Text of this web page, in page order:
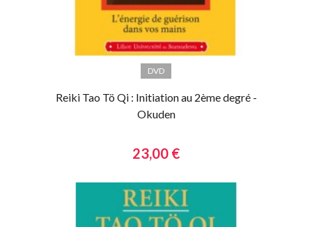
DVD
Reiki Tao Tö Qi : Initiation au 2ème degré -
Okuden
23,00 €